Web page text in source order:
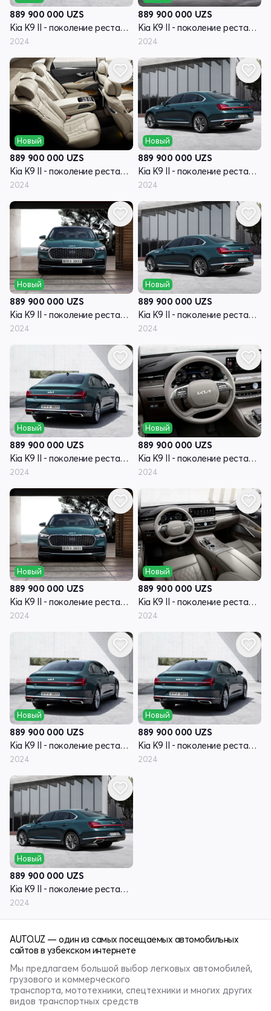
889 900 000 UZS
Kia K9 II - поколение рестайлинг RJ
2024
889 900 000 UZS
Kia K9 II - поколение рестайлинг RJ
2024
Новый
889 900 000 UZS
Kia K9 II - поколение рестайлинг RJ
2024
Новый
889 900 000 UZS
Kia K9 II - поколение рестайлинг RJ
2024
Новый
889 900 000 UZS
Kia K9 II - поколение рестайлинг RJ
2024
Новый
889 900 000 UZS
Kia K9 II - поколение рестайлинг RJ
2024
Новый
889 900 000 UZS
Kia K9 II - поколение рестайлинг RJ
2024
Новый
889 900 000 UZS
Kia K9 II - поколение рестайлинг RJ
2024
Новый
889 900 000 UZS
Kia K9 II - поколение рестайлинг RJ
2024
Новый
889 900 000 UZS
Kia K9 II - поколение рестайлинг RJ
2024
Новый
889 900 000 UZS
Kia K9 II - поколение рестайлинг RJ
2024
Новый
889 900 000 UZS
Kia K9 II - поколение рестайлинг RJ
2024
Новый
889 900 000 UZS
Kia K9 II - поколение рестайлинг RJ
2024
AUTO.UZ — один из самых посещаемых автомобильных
сайтов в узбекском интернете
Мы предлагаем большой выбор легковых автомобилей,
грузового и коммерческого
транспорта, мототехники, спецтехники и многих других
видов транспортных средств